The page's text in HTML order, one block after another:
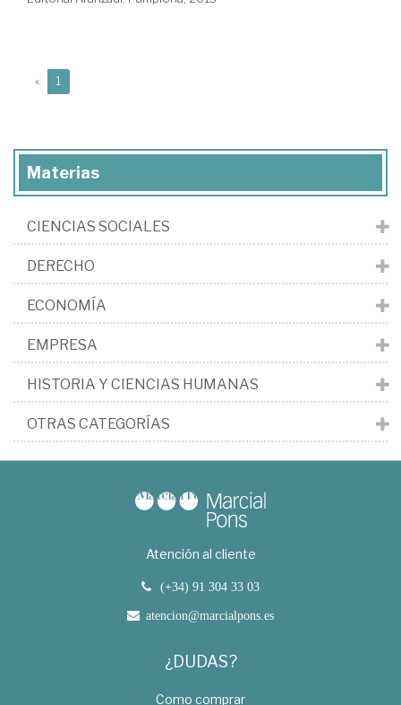
« 1
Materias
CIENCIAS SOCIALES
DERECHO
ECONOMÍA
EMPRESA
HISTORIA Y CIENCIAS HUMANAS
OTRAS CATEGORÍAS
Atención al cliente
(+34) 91 304 33 03
atencion@marcialpons.es
¿DUDAS?
Como comprar